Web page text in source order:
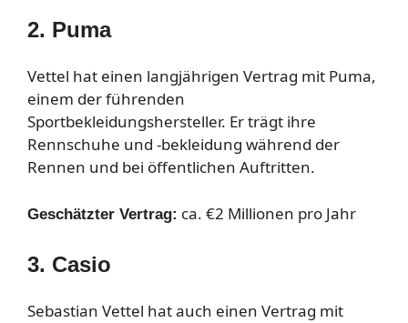
2. Puma
Vettel hat einen langjährigen Vertrag mit Puma,
einem der führenden
Sportbekleidungshersteller. Er trägt ihre
Rennschuhe und -bekleidung während der
Rennen und bei öffentlichen Auftritten.
Geschätzter Vertrag: ca. €2 Millionen pro Jahr
3. Casio
Sebastian Vettel hat auch einen Vertrag mit